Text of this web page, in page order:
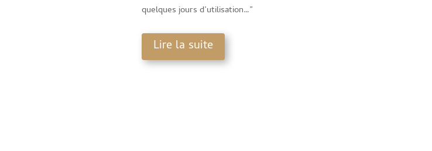
quelques jours d’utilisation…”
Lire la suite